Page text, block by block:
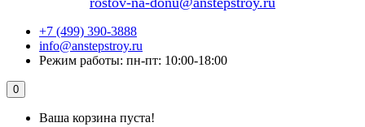
+7 (499) 390-3888
info@anstepstroy.ru
Режим работы: пн-пт: 10:00-18:00
0
Ваша корзина пуста!